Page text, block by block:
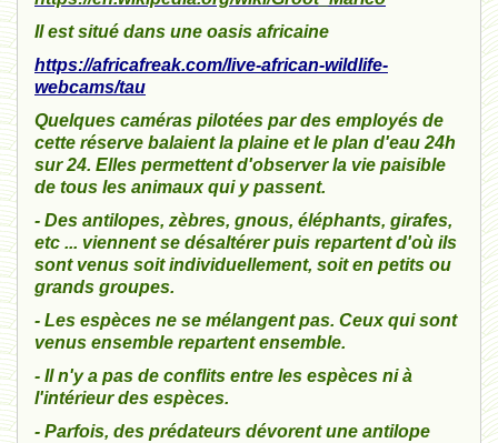
Il est situé dans une oasis africaine
https://africafreak.com/live-african-wildlife-
webcams/tau
Quelques caméras pilotées par des employés de
cette réserve balaient la plaine et le plan d'eau 24h
sur 24. Elles permettent d'observer la vie paisible
de tous les animaux qui y passent.
- Des antilopes, zèbres, gnous, éléphants, girafes,
etc ... viennent se désaltérer puis repartent d'où ils
sont venus soit individuellement, soit en petits ou
grands groupes.
- Les espèces ne se mélangent pas. Ceux qui sont
venus ensemble repartent ensemble.
- Il n'y a pas de conflits entre les espèces ni à
l'intérieur des espèces.
- Parfois, des prédateurs dévorent une antilope